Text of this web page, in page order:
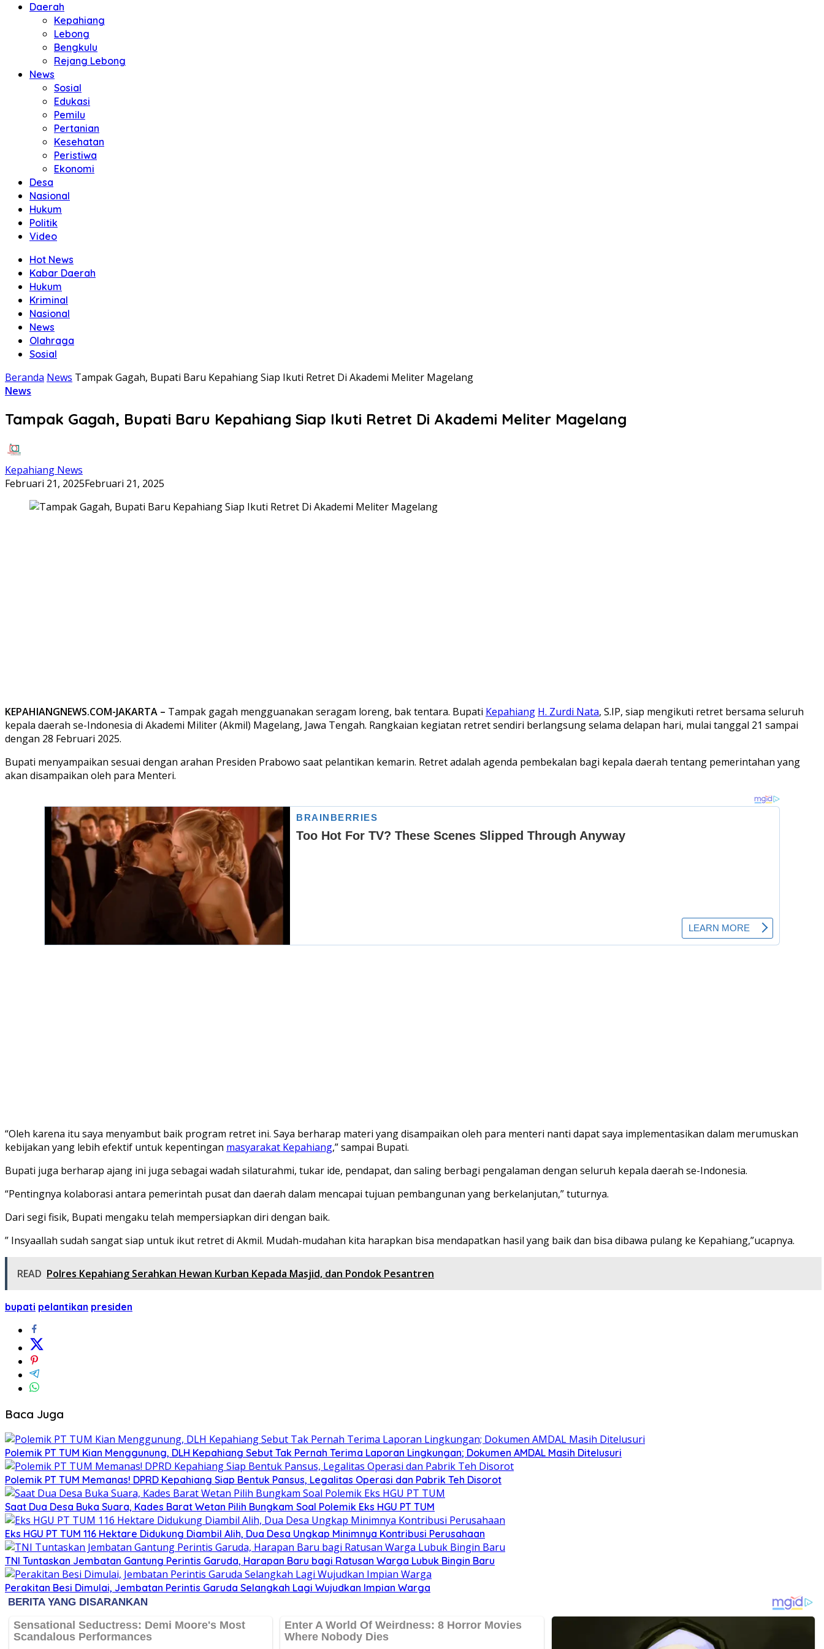
Daerah
Kepahiang
Lebong
Bengkulu
Rejang Lebong
News
Sosial
Edukasi
Pemilu
Pertanian
Kesehatan
Peristiwa
Ekonomi
Desa
Nasional
Hukum
Politik
Video
Hot News
Kabar Daerah
Hukum
Kriminal
Nasional
News
Olahraga
Sosial
Beranda News Tampak Gagah, Bupati Baru Kepahiang Siap Ikuti Retret Di Akademi Meliter Magelang
News
Tampak Gagah, Bupati Baru Kepahiang Siap Ikuti Retret Di Akademi Meliter Magelang
Kepahiang News
Februari 21, 2025Februari 21, 2025
KEPAHIANGNEWS.COM-JAKARTA – Tampak gagah mengguanakan seragam loreng, bak tentara. Bupati Kepahiang H. Zurdi Nata, S.IP, siap mengikuti retret bersama seluruh
kepala daerah se-Indonesia di Akademi Militer (Akmil) Magelang, Jawa Tengah. Rangkaian kegiatan retret sendiri berlangsung selama delapan hari, mulai tanggal 21 sampai
dengan 28 Februari 2025.
Bupati menyampaikan sesuai dengan arahan Presiden Prabowo saat pelantikan kemarin. Retret adalah agenda pembekalan bagi kepala daerah tentang pemerintahan yang
akan disampaikan oleh para Menteri.
“Oleh karena itu saya menyambut baik program retret ini. Saya berharap materi yang disampaikan oleh para menteri nanti dapat saya implementasikan dalam merumuskan
kebijakan yang lebih efektif untuk kepentingan masyarakat Kepahiang,” sampai Bupati.
Bupati juga berharap ajang ini juga sebagai wadah silaturahmi, tukar ide, pendapat, dan saling berbagi pengalaman dengan seluruh kepala daerah se-Indonesia.
“Pentingnya kolaborasi antara pemerintah pusat dan daerah dalam mencapai tujuan pembangunan yang berkelanjutan,” tuturnya.
Dari segi fisik, Bupati mengaku telah mempersiapkan diri dengan baik.
” Insyaallah sudah sangat siap untuk ikut retret di Akmil. Mudah-mudahan kita harapkan bisa mendapatkan hasil yang baik dan bisa dibawa pulang ke Kepahiang,”ucapnya.
READ Polres Kepahiang Serahkan Hewan Kurban Kepada Masjid, dan Pondok Pesantren
bupati pelantikan presiden
Baca Juga
Polemik PT TUM Kian Menggunung, DLH Kepahiang Sebut Tak Pernah Terima Laporan Lingkungan; Dokumen AMDAL Masih Ditelusuri
Polemik PT TUM Memanas! DPRD Kepahiang Siap Bentuk Pansus, Legalitas Operasi dan Pabrik Teh Disorot
Saat Dua Desa Buka Suara, Kades Barat Wetan Pilih Bungkam Soal Polemik Eks HGU PT TUM
Eks HGU PT TUM 116 Hektare Didukung Diambil Alih, Dua Desa Ungkap Minimnya Kontribusi Perusahaan
TNI Tuntaskan Jembatan Gantung Perintis Garuda, Harapan Baru bagi Ratusan Warga Lubuk Bingin Baru
Perakitan Besi Dimulai, Jembatan Perintis Garuda Selangkah Lagi Wujudkan Impian Warga